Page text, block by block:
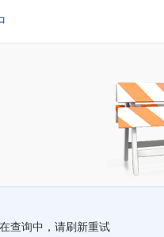
查询中，请刷新重试